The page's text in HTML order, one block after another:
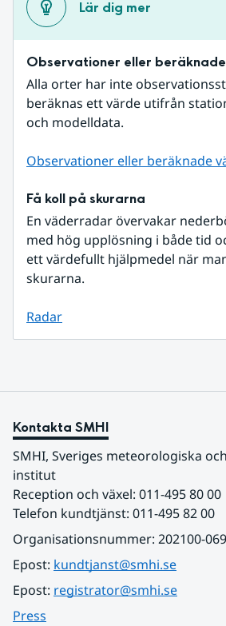
Lär dig mer
Observationer eller
Alla orter har inte
beräknas ett värde utifrån
och modelldata.
Observationer eller beräknade
Få koll på skurarna
En väderradar övervakar
med hög upplösning i både tid
ett värdefullt hjälpmedel när
skurarna.
Radar
Kontakta SMHI
SMHI, Sveriges meteorologiska
institut
Reception och växel: 011-495 80 00
Telefon kundtjänst: 011-495 82 00
Organisationsnummer: 202100-
Epost: kundtjanst@smhi.se
Epost: registrator@smhi.se
Press